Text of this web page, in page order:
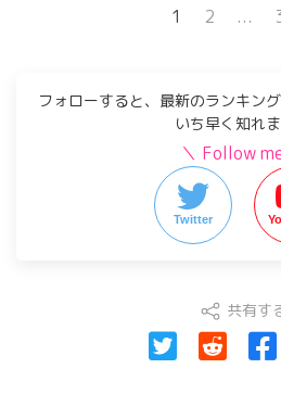
1
2 ...
フォローすると、最新のランキン
いち早く知れま
＼ Follow
Twitter
共有す